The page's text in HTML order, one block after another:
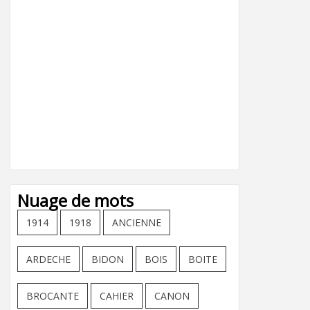
Nuage de mots
1914 1918 ANCIENNE
ARDECHE BIDON BOIS BOITE
BROCANTE CAHIER CANON